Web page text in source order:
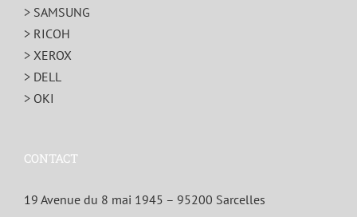
> SAMSUNG
> RICOH
> XEROX
> DELL
> OKI
CONTACT
19 Avenue du 8 mai 1945 – 95200 Sarcelles